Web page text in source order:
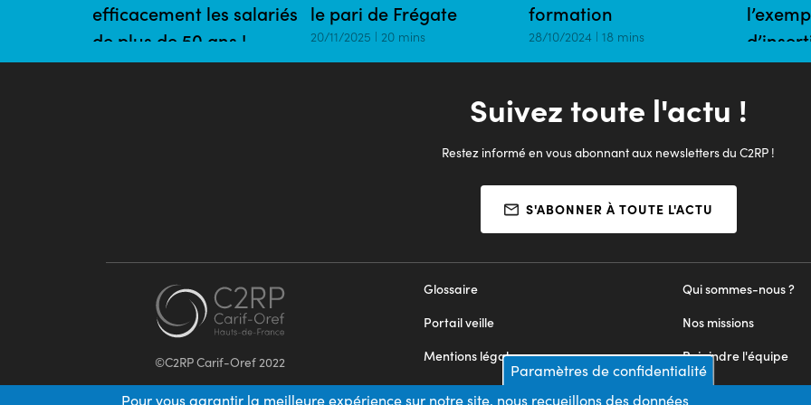
efficacement les salariés
de plus de 50 ans !
24/11/2025 | 20 mins
le pari de Frégate
20/11/2025 | 20 mins
formation
28/10/2024 | 18 mins
16/09/
Suivez toute l'actu !
Restez informé en vous abonnant aux newsletters du C2RP !
S'ABONNER À TOUTE L'ACTU
©C2RP Carif-Oref 2022
Qui sommes-nous ?
Nos missions
Rejoindre l'équipe
Nous contacter
Glossaire
Portail veille
Mentions légales
Appels d'offres
Paramètres de confidentialité
Pour vous garantir la meilleure expérience sur notre site, nous recueillons des données